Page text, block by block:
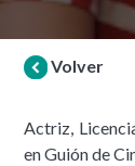
Volver
Actriz,
en Guión de